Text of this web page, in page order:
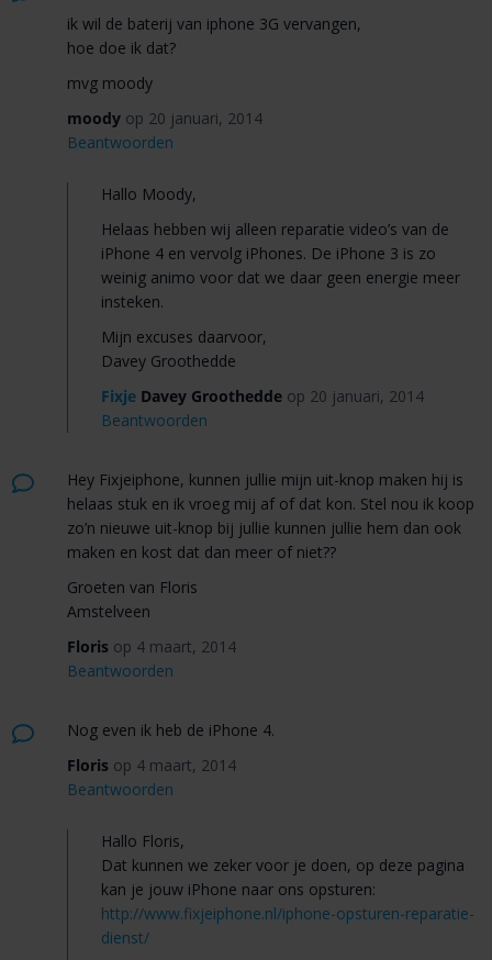
ik wil de baterij van iphone 3G vervangen,
hoe doe ik dat?
mvg moody
moody op 20 januari, 2014
Beantwoorden
Hallo Moody,
Helaas hebben wij alleen reparatie video’s van de
iPhone 4 en vervolg iPhones. De iPhone 3 is zo
weinig animo voor dat we daar geen energie meer
insteken.
Mijn excuses daarvoor,
Davey Groothedde
FixjeDavey Groothedde op 20 januari, 2014
Beantwoorden
Hey Fixjeiphone, kunnen jullie mijn uit-knop maken hij is
helaas stuk en ik vroeg mij af of dat kon. Stel nou ik koop
zo’n nieuwe uit-knop bij jullie kunnen jullie hem dan ook
maken en kost dat dan meer of niet??
Groeten van Floris
Amstelveen
Floris op 4 maart, 2014
Beantwoorden
Nog even ik heb de iPhone 4.
Floris op 4 maart, 2014
Beantwoorden
Hallo Floris,
Dat kunnen we zeker voor je doen, op deze pagina
kan je jouw iPhone naar ons opsturen:
http://www.fixjeiphone.nl/iphone-opsturen-reparatie-
dienst/